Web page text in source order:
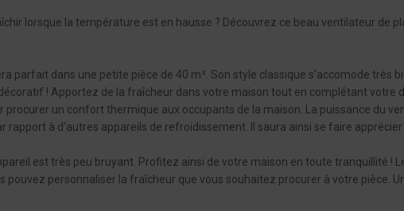
lorsque la température est en hausse ? Découvrez ce beau ventilateur de
parfait dans une petite pièce de 40 m². Son style classique s'accomode très
! Apportez de la fraîcheur dans votre maison tout en complétant votre
un confort thermique aux occupants de la maison. La puissance du
rapport à d'autres appareils de refroidissement. Il saura ainsi se faire apprécier
est très peu bruyant. Profitez ainsi de votre maison en toute tranquillité !
pouvez personnaliser la fraîcheur que vous souhaitez procurer à votre pièce.